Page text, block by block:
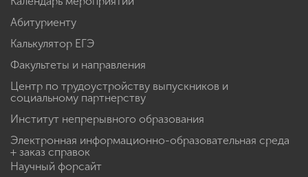
Абитуриенту
Калькулятор ЕГЭ
Факультеты и направления
Центр по трудоустройству выпускников и
социальному партнерству
Институт непрерывного образования
Электронная информационно-образовательная среда
+ заказ справок
Научный форсайт